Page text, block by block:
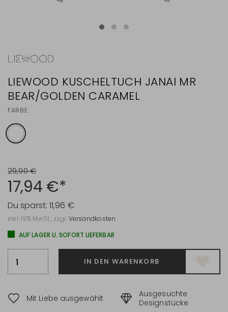
LIEWOOD KUSCHELTUCH JANAI MR
BEAR/GOLDEN CARAMEL
FARBE:
29,90 €
17,94 €*
Du sparst:11,96 €
inkl. 19% MwSt., zzgl. Versandkosten
AUF LAGER U. SOFORT LIEFERBAR
IN DEN WARENKORB
Mit Liebe ausgewählt
Ausgesuchte
Designstücke